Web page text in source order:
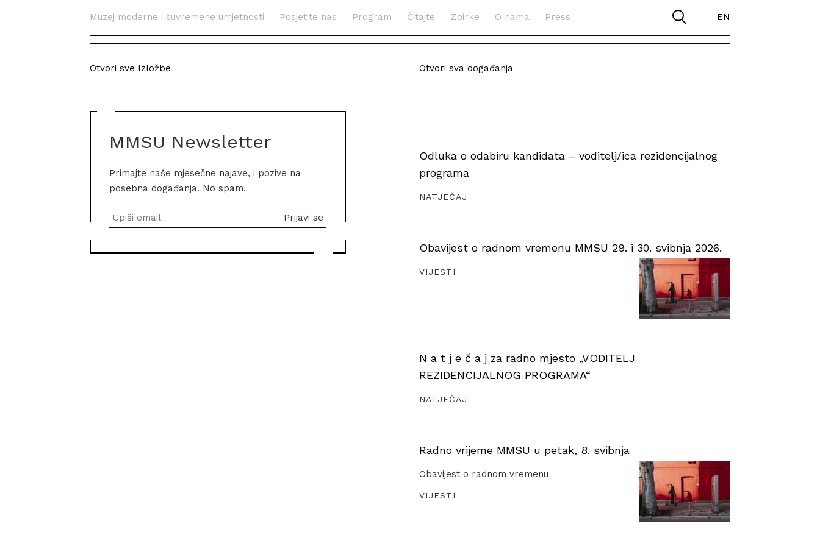
Muzej moderne i suvremene umjetnosti Posjetite nas Program Čitajte Zbirke O nama Press EN
Otvori sve Izložbe
MMSU Newsletter
Primajte naše mjesečne najave, i pozive na
posebna događanja. No spam.
Otvori sva događanja
Odluka o odabiru kandidata – voditelj/ica rezidencijalnog
programa
NATJEČAJ
Obavijest o radnom vremenu MMSU 29. i 30. svibnja 2026.
VIJESTI
N a t j e č a j za radno mjesto „VODITELJ
REZIDENCIJALNOG PROGRAMA“
NATJEČAJ
Radno vrijeme MMSU u petak, 8. svibnja
Obavijest o radnom vremenu
VIJESTI